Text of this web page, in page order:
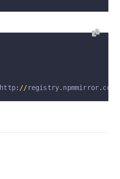
http://registry. npmmirror. com